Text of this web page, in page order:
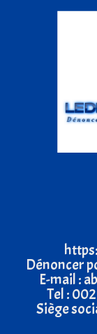
Dénoncer
E-mail :
Tel :
Siège